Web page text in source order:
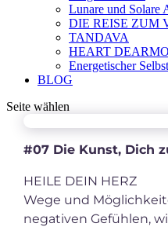
Lunare und Solare
DIE REISE ZUM
TANDAVA
HEART
Energetischer
BLOG
Seite wählen
#07 Die Kunst, Dich
HEILE DEIN HERZ
Wege und
negativen Gefühlen,